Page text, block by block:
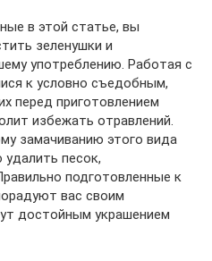
в этой статье, вы
зеленушки и
употреблению. Работая с
к условно съедобным,
перед приготовлением
избежать отравлений.
замачиванию этого вида
песок,
подготовленные к
вас своим
достойным украшением